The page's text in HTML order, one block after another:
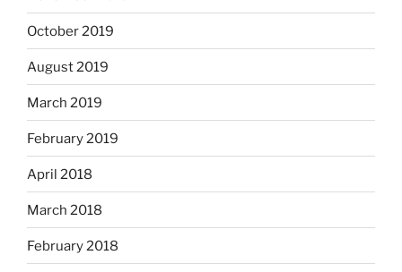
October 2019
August 2019
March 2019
February 2019
April 2018
March 2018
February 2018